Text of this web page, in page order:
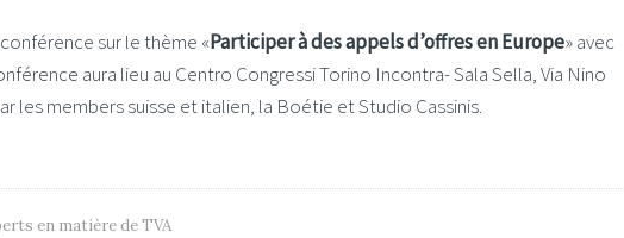
sur le thème «Participer à des appels d’offres en Europe» avec
aura lieu au Centro Congressi Torino Incontra- Sala Sella, Via Nino
les members suisse et italien, la Boétie et Studio Cassinis.
en matière de TVA